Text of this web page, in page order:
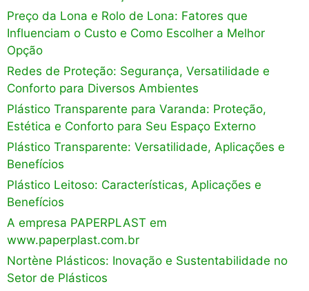
Preço da Lona e Rolo de Lona: Fatores que
Influenciam o Custo e Como Escolher a Melhor
Opção
Redes de Proteção: Segurança, Versatilidade e
Conforto para Diversos Ambientes
Plástico Transparente para Varanda: Proteção,
Estética e Conforto para Seu Espaço Externo
Plástico Transparente: Versatilidade, Aplicações e
Benefícios
Plástico Leitoso: Características, Aplicações e
Benefícios
A empresa PAPERPLAST em
www.paperplast.com.br
Nortène Plásticos: Inovação e Sustentabilidade no
Setor de Plásticos